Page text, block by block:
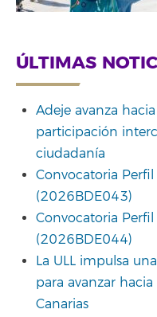
ÚLTIMAS
Adeje avanza
participación
ciudadanía
Convocatoria
(2026BDE043)
Convocatoria
(2026BDE044)
La ULL impulsa
para avanzar
Canarias